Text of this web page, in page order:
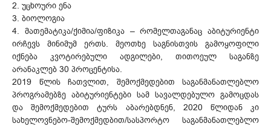
2. უცხოური ენა
3. ბიოლოგია
4. მათემატიკა/ქიმია/ფიზიკა – რომელთაგანაც აბიტურიენტი
ირჩევს მინიმუმ ერთს. მეოთხე საგნისთვის გამოყოფილი
იქნება კვოტირებული ადგილები, თითოეულ საგანზე
არანაკლებ 30 პროცენტისა.
2019 წლის ჩათვლით, შემოქმედებით საგანმანათლებლო
პროგრამებზე აბიტურიენტები სამ სავალდებულო გამოცდას
და შემოქმედებით ტურს აბარებდნენ, 2020 წლიდან კი
სახელოვნებო-შემოქმედბით/სასპორტო საგანმანათლებლო